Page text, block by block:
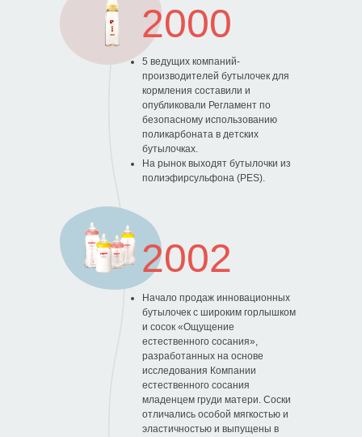
2002
Начало продаж инновационных
бутылочек с широким горлышком
и сосок «Ощущение
естественного сосания»,
разработанных на основе
исследования Компании
естественного сосания
младенцем груди матери. Соски
отличались особой мягкостью и
эластичностью и выпущены в
2000
5 ведущих компаний-
производителей бутылочек для
кормления составили и
опубликовали Регламент по
безопасному использованию
поликарбоната в детских
бутылочках.
На рынок выходят бутылочки из
полиэфирсульфона (PES).